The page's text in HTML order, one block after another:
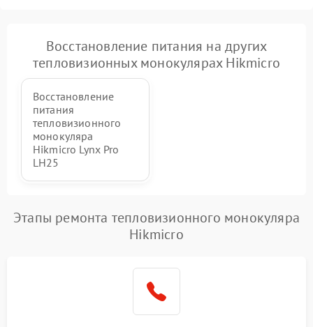
Восстановление питания на других
тепловизионных монокулярах Hikmicro
Восстановление
питания
тепловизионного
монокуляра
Hikmicro Lynx Pro
LH25
Этапы ремонта тепловизионного монокуляра
Hikmicro